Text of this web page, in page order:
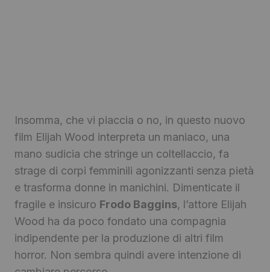
Insomma, che vi piaccia o no, in questo nuovo
film Elijah Wood interpreta un maniaco, una
mano sudicia che stringe un coltellaccio, fa
strage di corpi femminili agonizzanti senza pietà
e trasforma donne in manichini. Dimenticate il
fragile e insicuro Frodo Baggins, l’attore Elijah
Wood ha da poco fondato una compagnia
indipendente per la produzione di altri film
horror. Non sembra quindi avere intenzione di